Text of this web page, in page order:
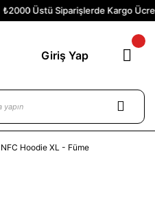
₺2000 Üstü Siparişlerde Kargo
Giriş Yap